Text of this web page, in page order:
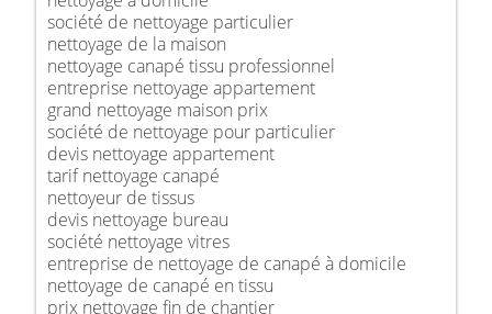
société de nettoyage particulier
nettoyage de la maison
nettoyage canapé tissu professionnel
entreprise nettoyage appartement
grand nettoyage maison prix
société de nettoyage pour particulier
devis nettoyage appartement
tarif nettoyage canapé
nettoyeur de tissus
devis nettoyage bureau
société nettoyage vitres
entreprise de nettoyage de canapé à domicile
nettoyage de canapé en tissu
prix nettoyage fin de chantier